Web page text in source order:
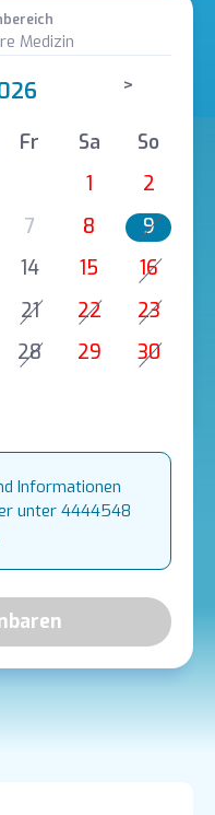
Medizin
>
Fr Sa
So
1
2
7 8
9
14 15
16
21 22
23
28 29
30
Informationen
unter 4444548